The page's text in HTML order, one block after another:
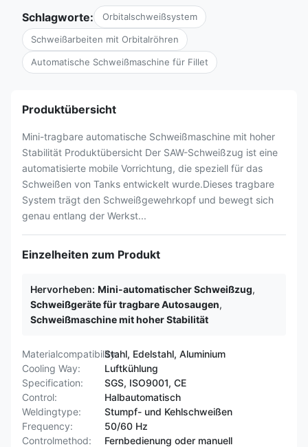
Schlagworte: Orbitalschweißsystem
Schweißarbeiten mit Orbitalröhren
Automatische Schweißmaschine für Fillet
Produktübersicht
Mini-tragbare automatische Schweißmaschine mit hoher
Stabilität Produktübersicht Der SAW-Schweißzug ist eine
automatisierte mobile Vorrichtung, die speziell für das
Schweißen von Tanks entwickelt wurde.Dieses tragbare
System trägt den Schweißgewehrkopf und bewegt sich
genau entlang der Werkst...
Einzelheiten zum Produkt
Hervorheben: Mini-automatischer Schweißzug,
Schweißgeräte für tragbare Autosaugen,
Schweißmaschine mit hoher Stabilität
Materialcompatibility:Stahl, Edelstahl, Aluminium
Cooling Way:
Luftkühlung
Specification:
SGS, ISO9001, CE
Control:
Halbautomatisch
Weldingtype:
Stumpf- und Kehlschweißen
Frequency:
50/60 Hz
Controlmethod:
Fernbedienung oder manuell